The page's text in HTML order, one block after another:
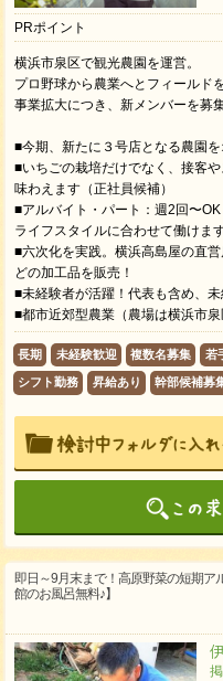
PRポイント
横浜市泉区で観光農園を運営。
プロ野球から農業へとフィールド
事業拡大につき、新メンバーを募
■今期、新たに３号店となる農園を
■いちごの栽培だけでなく、接客
味わえます（正社員候補）
■アルバイト・パート：週2回〜
ライフスタイルに合わせて働けま
■六次化を実践。横浜高島屋の直
どの加工品を販売！
■未経験者が活躍！代表も含め、
■都市近郊型農業（農場は横浜市泉
長期 未経験歓迎 複数名募集 若
シフト勤務 昇給あり 幹部候補募
即日～9月末まで！高原野菜の短期ア
館のお風呂無料♪】